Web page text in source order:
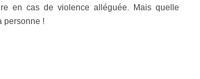
en cas de violence alléguée. Mais quelle
personne !